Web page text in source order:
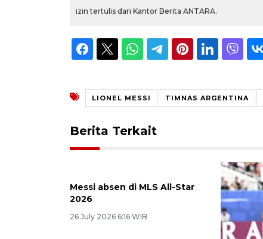
izin tertulis dari Kantor Berita ANTARA.
LIONEL MESSI TIMNAS ARGENTINA
Berita Terkait
Messi absen di MLS All-Star
2026
26 July 2026 6:16 WIB